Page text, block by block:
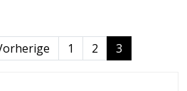
Seite1 2 3